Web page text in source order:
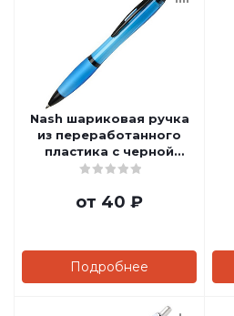
Nash шариковая ручка
из переработанного
пластика с черной
отделкой (черные
от 40 ₽
Подробнее